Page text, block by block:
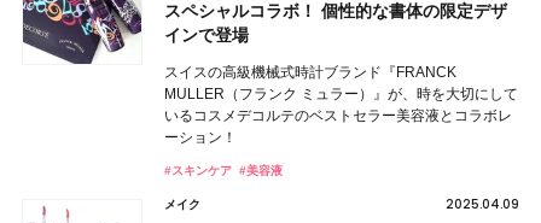
スペシャルコラボ！ 個性的な書体の限定デザ
インで登場
スイスの高級機械式時計ブランド『FRANCK
MULLER（フランク ミュラー）』が、時を大切にして
いるコスメデコルテのベストセラー美容液とコラボレ
ーション！
#スキンケア #美容液
メイク 2025.04.09